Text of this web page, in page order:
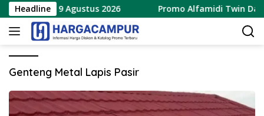
Langsung
ke
konten
Headline8 – 9 Agustus 2026 Promo Alfamidi Twin Date
Genteng Metal Lapis Pasir